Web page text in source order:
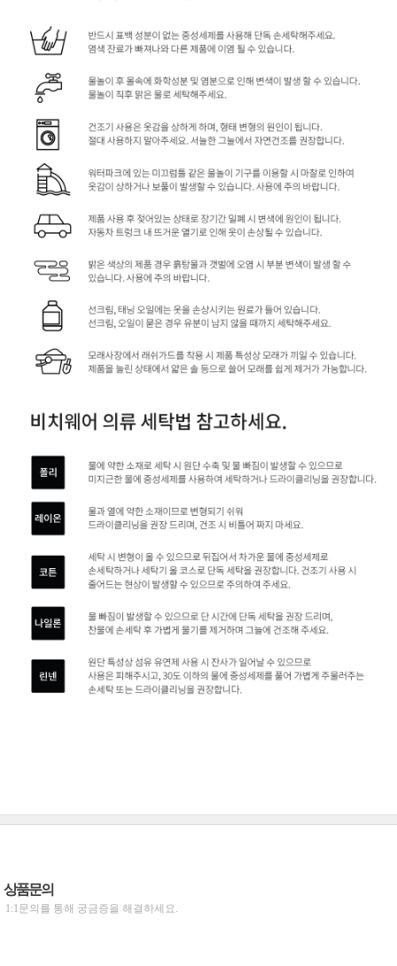
상품문의
1:1문의를 통해 궁금증을 해결하세요.